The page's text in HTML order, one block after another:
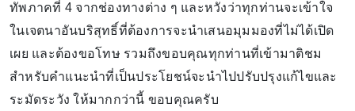
ทัพภาคที่ 4 จากช่องทางต่าง ๆ และหวังว่าทุกท่านจะเข้าใจ
ในเจตนาอันบริสุทธิ์ที่ต้องการจะนำเสนอมุมมองที่ไม่ได้เปิด
เผย และต้องขอโทษ รวมถึงขอบคุณทุกท่านที่เข้ามาติชม
สำหรับคำแนะนำที่เป็นประโยชน์จะนำไปปรับปรุงแก้ไขและ
ระมัดระวัง ให้มากกว่านี้ ขอบคุณครับ